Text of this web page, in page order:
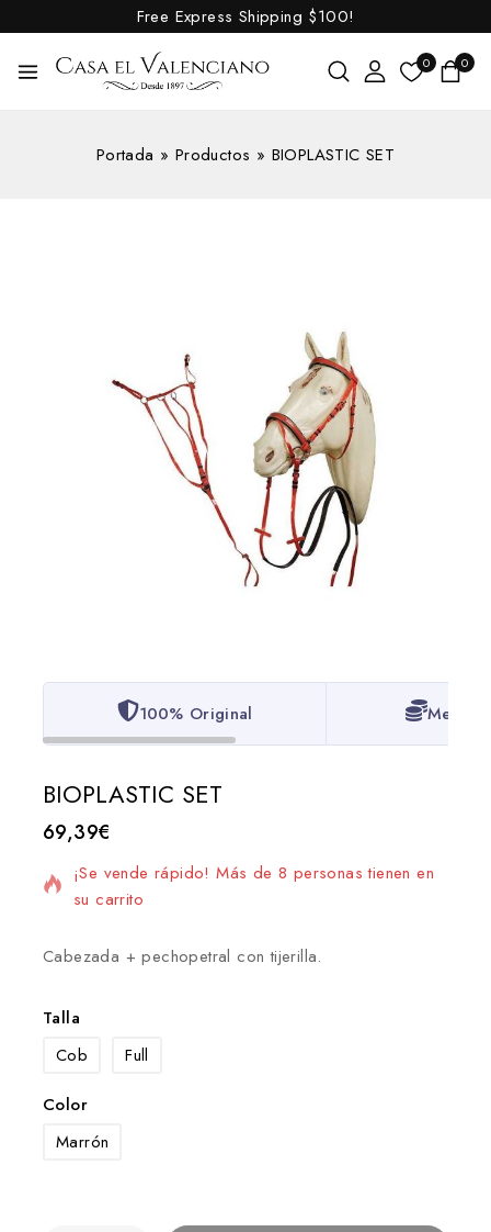
Free Express Shipping $100!
0 0
Portada » Productos » BIOPLASTIC SET
100% Original Mejor
BIOPLASTIC SET
69,39€
2 productos vendidos en las últimas 2 horas
¡Se vende rápido! Más de 8 personas tienen en
su carrito
Cabezada + pechopetral con tijerilla.
Talla
Cob
Full
Color
Marrón